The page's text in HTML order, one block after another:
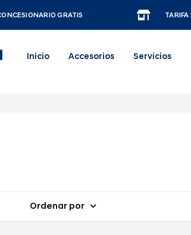
GRATIS
Inicio Accesorios Servicios
Ordenar por